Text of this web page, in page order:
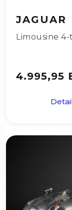
JAGUAR
Limousine
4.995,95